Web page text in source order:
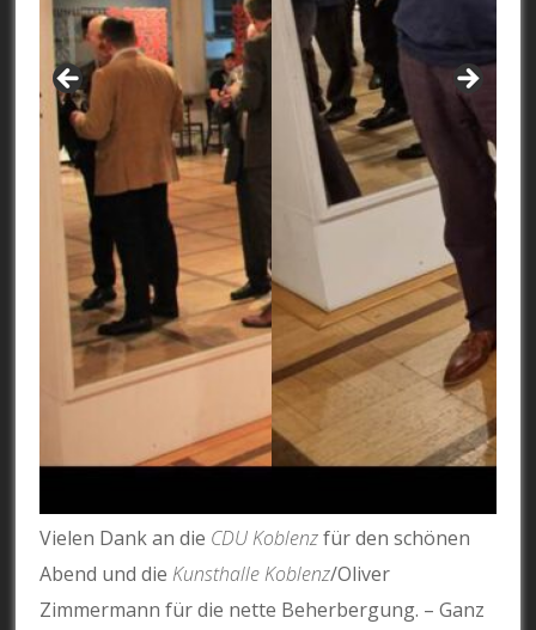
Vielen Dank an die CDU Koblenzfür den schönen
Abend und die Kunsthalle Koblenz/Oliver
Zimmermann für die nette Beherbergung. – Ganz